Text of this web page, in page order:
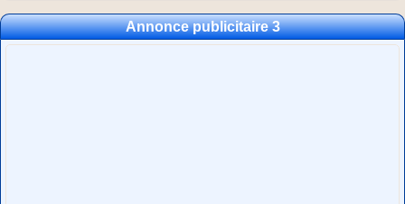
Annonce publicitaire 3